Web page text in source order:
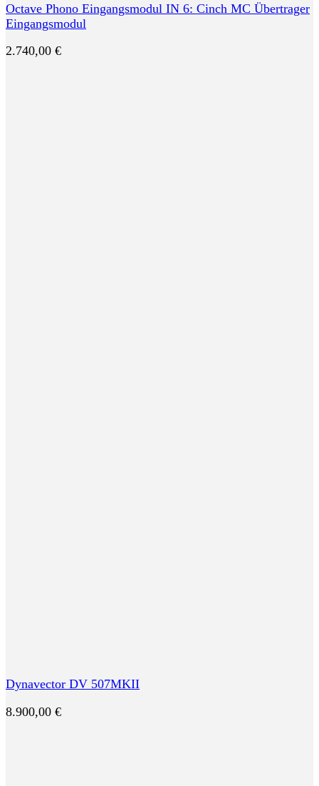
Octave Phono Eingangsmodul IN 6: Cinch MC Übertrager
Eingangsmodul
2.740,00 €
Dynavector DV 507MKII
8.900,00 €